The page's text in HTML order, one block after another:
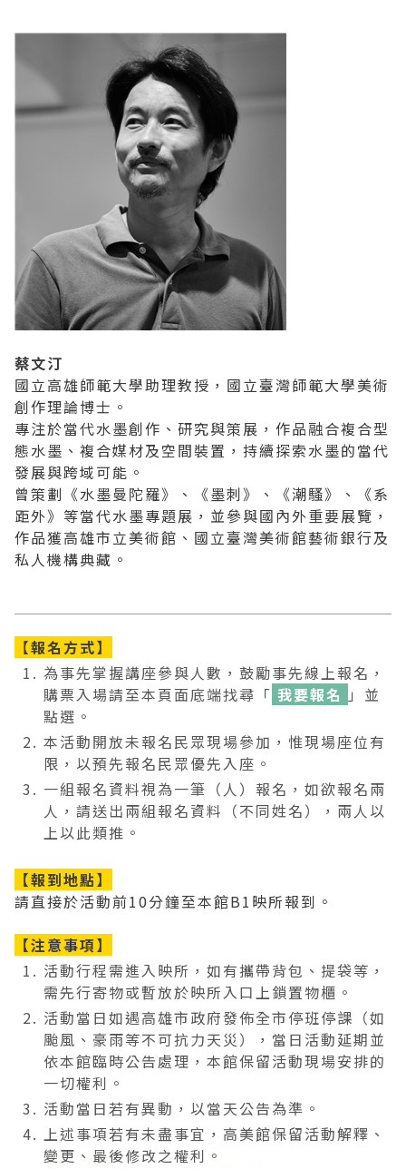
蔡文汀
國立高雄師範大學助理教授，國立臺灣師範大學美術
創作理論博士。
專注於當代水墨創作、研究與策展，作品融合複合型
態水墨、複合媒材及空間裝置，持續探索水墨的當代
發展與跨域可能。
曾策劃《水墨曼陀羅》、《墨刺》、《潮騷》、《系
距外》等當代水墨專題展，並參與國內外重要展覽，
作品獲高雄市立美術館、國立臺灣美術館藝術銀行及
私人機構典藏。
【報名方式】
為事先掌握講座參與人數，鼓勵事先線上報名，
購票入場請至本頁面底端找尋「 我要報名 」並
點選。
本活動開放未報名民眾現場參加，惟現場座位有
限，以預先報名民眾優先入座。
一組報名資料視為一筆（人）報名，如欲報名兩
人，請送出兩組報名資料（不同姓名），兩人以
上以此類推。
【報到地點】
請直接於活動前10分鐘至本館B1映所報到。
【注意事項】
活動行程需進入映所，如有攜帶背包、提袋等，
需先行寄物或暫放於映所入口上鎖置物櫃。
活動當日如遇高雄市政府發佈全市停班停課（如
颱風、豪雨等不可抗力天災），當日活動延期並
依本館臨時公告處理，本館保留活動現場安排的
一切權利。
活動當日若有異動，以當天公告為準。
上述事項若有未盡事宜，高美館保留活動解釋、
變更、最後修改之權利。